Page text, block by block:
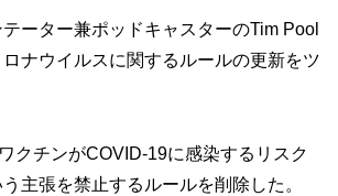
ーター兼ポッドキャスターのTim Pool
ナウイルスに関するルールの更新をツ
クチンがCOVID-19に感染するリスク
主張を禁止するルールを削除した。